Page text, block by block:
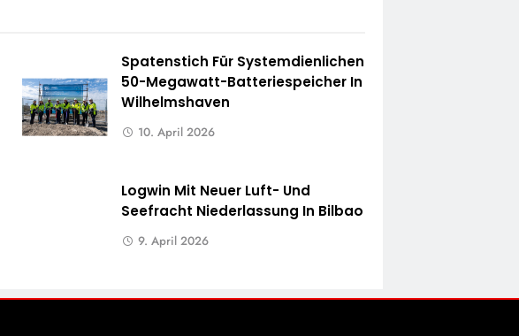
Spatenstich Für Systemdienlichen
50-Megawatt-Batteriespeicher In
Wilhelmshaven
10. April 2026
Logwin Mit Neuer Luft- Und
Seefracht Niederlassung In Bilbao
9. April 2026